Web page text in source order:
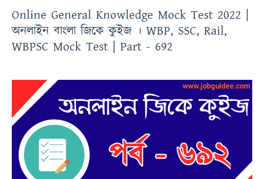
Online General Knowledge Mock Test 2022 |
অনলাইন বাংলা জিকে কুইজ । WBP, SSC, Rail,
WBPSC Mock Test | Part - 692